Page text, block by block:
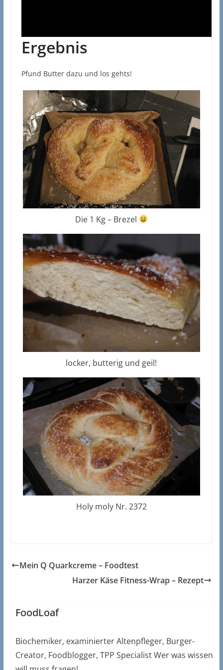
Ergebnis
Pfund Butter dazu und los gehts!
Die 1 Kg – Brezel
locker, butterig und geil!
Holy moly Nr. 2372
Mein Q Quarkcreme – Foodtest
Harzer Käse Fitness-Wrap – Rezept
FoodLoaf
Biochemiker, examinierter Altenpfleger, Burger-
Creator, Foodblogger, TPP Specialist Wer was wissen